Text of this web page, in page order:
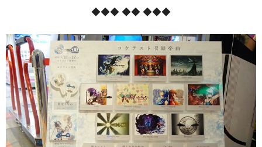
◆◆◆ ◆◆ ◆◆◆